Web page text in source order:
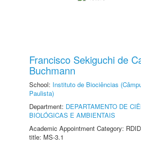
Francisco Sekiguchi de
Buchmann
School: Instituto de Biociências
Paulista)
Department: DEPARTAMENTO DE
BIOLÓGICAS E AMBIENTAIS
Academic Appointment Category:
title: MS-3.1